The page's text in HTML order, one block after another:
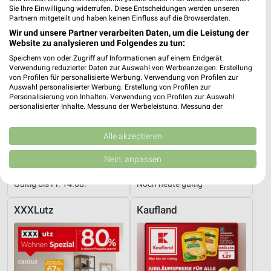
9,7 km
Dieter Knoll
Gültig bis Fr. 14.08.
Hesse
Noch heute gültig
XXXLutz Kaufland
Sie Ihre Einwilligung widerrufen. Diese Entscheidungen werden unseren
Partnern mitgeteilt und haben keinen Einfluss auf die Browserdaten.
Wir und unsere Partner verarbeiten Daten, um die Leistung der
Website zu analysieren und Folgendes zu tun:
Speichern von oder Zugriff auf Informationen auf einem Endgerät.
Verwendung reduzierter Daten zur Auswahl von Werbeanzeigen. Erstellung
von Profilen für personalisierte Werbung. Verwendung von Profilen zur
Auswahl personalisierter Werbung. Erstellung von Profilen zur
Personalisierung von Inhalten. Verwendung von Profilen zur Auswahl
personalisierter Inhalte. Messung der Werbeleistung. Messung der
Kombinationen von Daten aus verschiedenen Quellen. Entwicklung und
Verbesserung der Angebote. Verwendung reduzierter Daten zur Auswahl
von Inhalten.
Daten können außerhalb der Europäischen Union weitergegeben und in die
USA gesendet werden.
Website/App.
IAB-Verarbeitungszwecke:
Speichern von oder Zugriff auf Informationen
auf einem Endgerät
Alle akzeptieren
Nein, anpassen